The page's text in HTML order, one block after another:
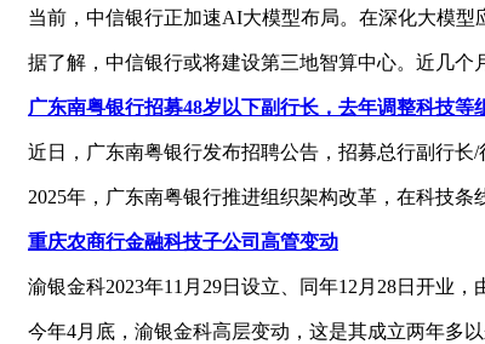
当前，中信银行正加速AI大模型布局。在深化大模
据了解，中信银行或将建设第三地智算中心。近几个
广东南粤银行招募48岁以下副行长，去年调整科技等
近日，广东南粤银行发布招聘公告，招募总行副行长/
2025年，广东南粤银行推进组织架构改革，在科技
重庆农商行金融科技子公司高管变动
渝银金科2023年11月29日设立、同年12月28日开业
今年4月底，渝银金科高层变动，这是其成立两年多